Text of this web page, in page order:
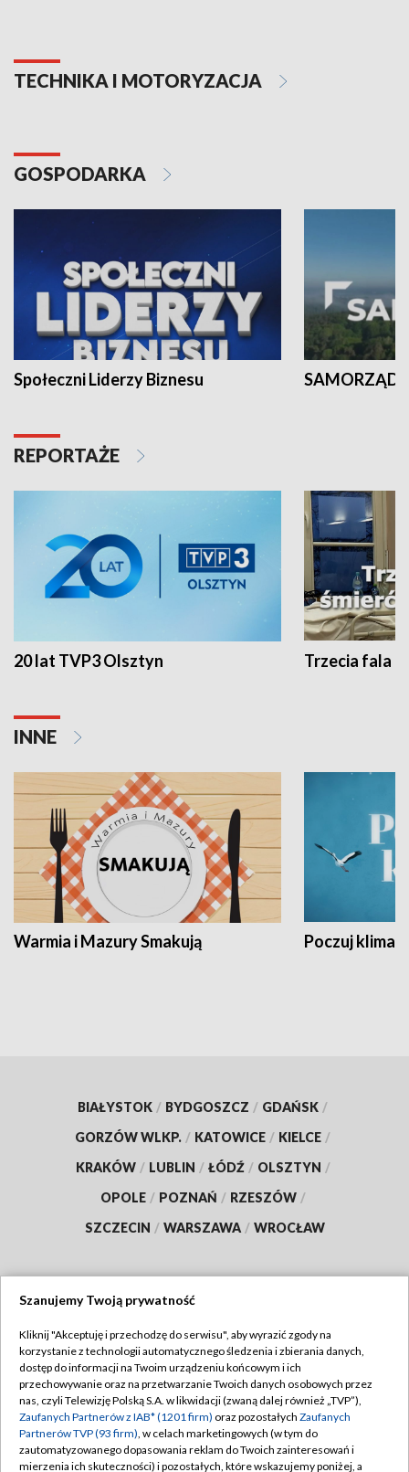
TECHNIKA I MOTORYZACJA
GOSPODARKA
Społeczni Liderzy Biznesu SAMORZĄD
REPORTAŻE
20 lat TVP3 Olsztyn Trzecia fala -
INNE
Warmia i Mazury Smakują Poczuj klimat
BIAŁYSTOK / BYDGOSZCZ / GDAŃSK /
GORZÓW WLKP. / KATOWICE / KIELCE /
KRAKÓW / LUBLIN / ŁÓDŹ / OLSZTYN /
OPOLE / POZNAŃ / RZESZÓW /
SZCZECIN / WARSZAWA / WROCŁAW
TVP
Abonament TVP
Emisja w TVP
Centrum informacji TVP
Regulamin TVP
Polityka prywatności
Moje zgody
Szanujemy Twoją prywatność
Kliknij "Akceptuję i przechodzę do serwisu", aby wyrazić zgody na
korzystanie z technologii automatycznego śledzenia i zbierania danych,
dostęp do informacji na Twoim urządzeniu końcowym i ich
przechowywanie oraz na przetwarzanie Twoich danych osobowych przez
nas, czyli Telewizję Polską S.A. w likwidacji (zwaną dalej również „TVP”),
Zaufanych Partnerów z IAB* (1201 firm) oraz pozostałych Zaufanych
Partnerów TVP (93 firm), w celach marketingowych (w tym do
zautomatyzowanego dopasowania reklam do Twoich zainteresowań i
mierzenia ich skuteczności) i pozostałych, które wskazujemy poniżej, a